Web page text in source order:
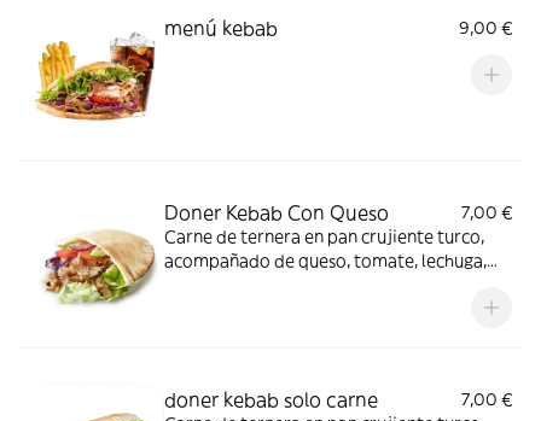
menú kebab 9,00 €
Doner Kebab Con Queso
7,00 €
Carne de ternera en pan crujiente turco,
acompañado de queso, tomate, lechuga,
doner kebab solo carne
7,00 €